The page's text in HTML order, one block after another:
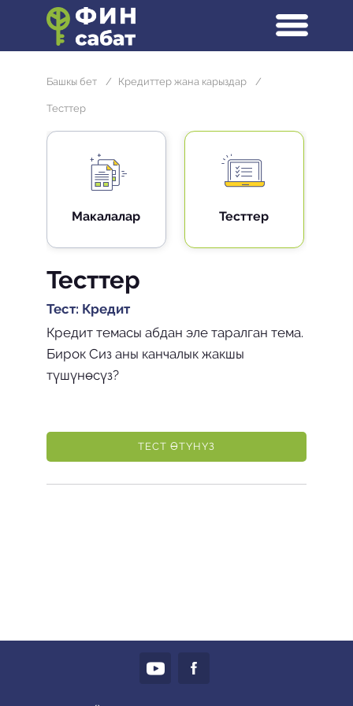
Башкы бет / Кредиттер жана карыздар /
Тесттер
Макалалар Тесттер
Тесттер
Тест: Кредит
Кредит темасы абдан эле таралган тема.
Бирок Сиз аны канчалык жакшы
түшүнөсүз?
ТЕСТ ӨТҮНҮЗ